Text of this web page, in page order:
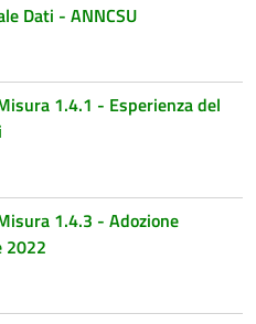
Dati - ANNCSU
1.4.1 - Esperienza del
1.4.3 - Adozione
2022